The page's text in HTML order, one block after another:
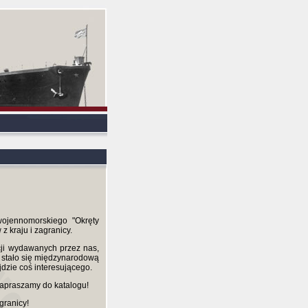
"Okręty
kraju i zagranicy.
wydawanych przez nas,
się międzynarodową
coś interesującego.
do katalogu!